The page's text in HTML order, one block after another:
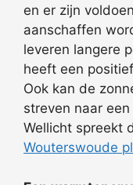
en er zijn
aanschaffen
leveren langere
heeft een
Ook kan de
streven naar
Wellicht spreekt
Wouterswoude